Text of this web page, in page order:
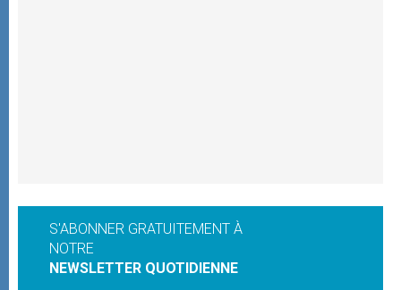
S'ABONNER GRATUITEMENT À
NOTRE
NEWSLETTER QUOTIDIENNE